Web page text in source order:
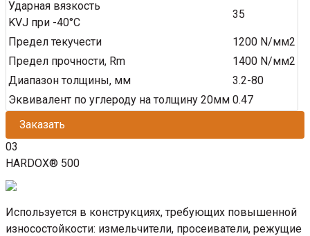
Ударная вязкость
KVJ при -40°C
35
Предел текучести
1200 N/мм2
Предел прочности, Rm
1400 N/мм2
Диапазон толщины, мм
3.2-80
Эквивалент по углероду на толщину 20мм 0.47
Заказать
03
HARDOX® 500
Используется в конструкциях, требующих повышенной
износостойкости: измельчители, просеиватели, режущие